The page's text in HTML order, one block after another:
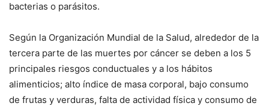
bacterias o parásitos.
Según la Organización Mundial de la Salud, alrededor de la
tercera parte de las muertes por cáncer se deben a los 5
principales riesgos conductuales y a los hábitos
alimenticios; alto índice de masa corporal, bajo consumo
de frutas y verduras, falta de actividad física y consumo de